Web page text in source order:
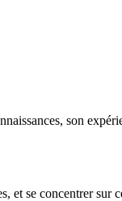
son
et se concentrer